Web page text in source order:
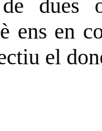
dues
ens en
el